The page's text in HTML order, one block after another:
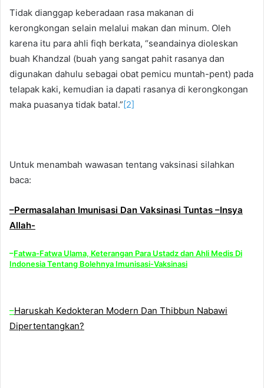
Tidak dianggap keberadaan rasa makanan di
kerongkongan selain melalui makan dan minum. Oleh
karena itu para ahli fiqh berkata, “seandainya dioleskan
buah Khandzal (buah yang sangat pahit rasanya dan
digunakan dahulu sebagai obat pemicu muntah-pent) pada
telapak kaki, kemudian ia dapati rasanya di kerongkongan
maka puasanya tidak batal.” [2]
Untuk menambah wawasan tentang vaksinasi silahkan
baca:
–Permasalahan Imunisasi Dan Vaksinasi Tuntas –Insya
Allah-
–Fatwa-Fatwa Ulama, Keterangan Para Ustadz dan Ahli Medis Di
Indonesia Tentang Bolehnya Imunisasi-Vaksinasi
–Haruskah Kedokteran Modern Dan Thibbun Nabawi
Dipertentangkan?